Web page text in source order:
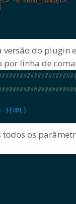
versão do
por linha de
os